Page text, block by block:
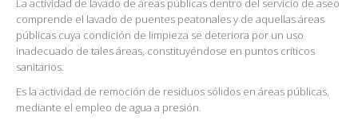
La actividad de lavado de áreas públicas dentro del servicio de aseo
comprende el lavado de puentes peatonales y de aquellas áreas
públicas cuya condición de limpieza se deteriora por un uso
inadecuado de tales áreas, constituyéndose en puntos críticos
sanitarios.
Es la actividad de remoción de residuos sólidos en áreas públicas,
mediante el empleo de agua a presión.